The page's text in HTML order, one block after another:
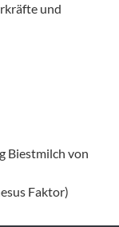
und
Biestmilch von
Faktor)